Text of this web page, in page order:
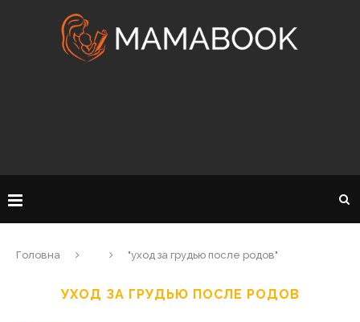
Головна "уход за грудью после родов"
УХОД ЗА ГРУДЬЮ ПОСЛЕ РОДОВ